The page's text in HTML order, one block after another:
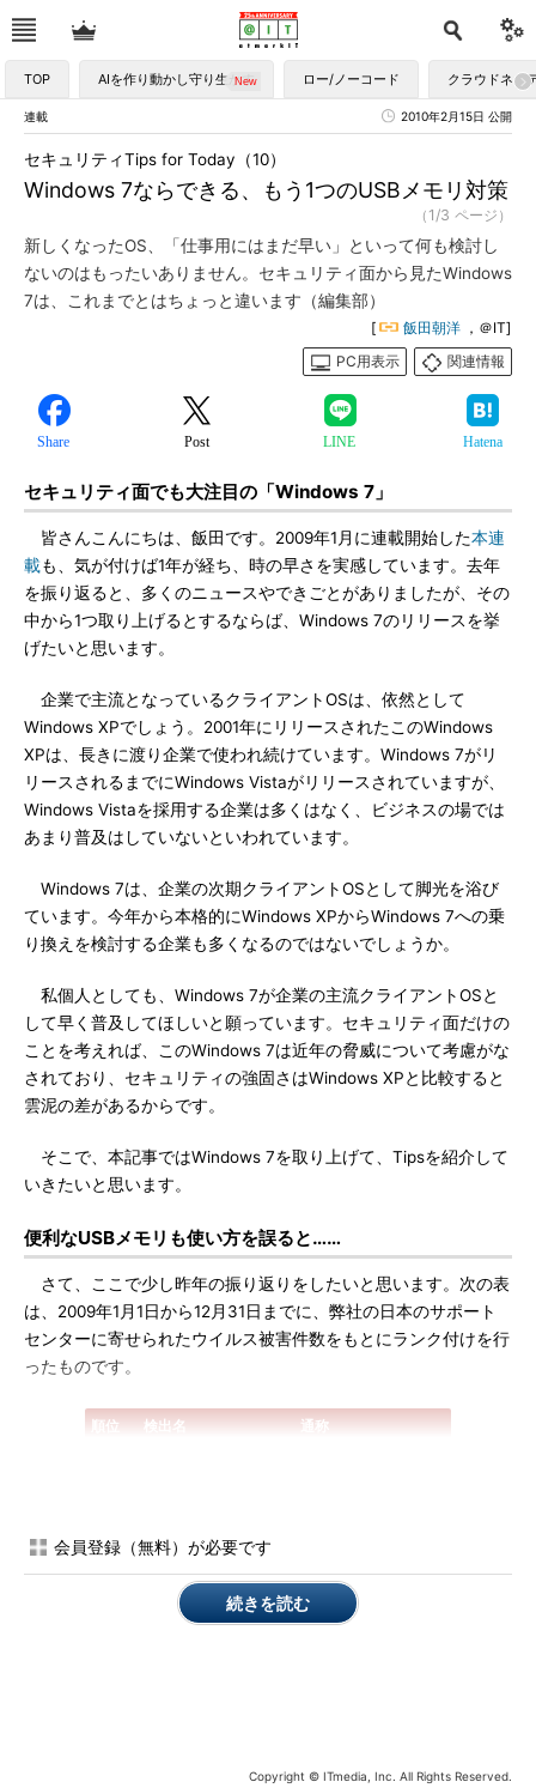
TOP AIを作り動かし守り生かす ロー/ノーコード クラウドネイ
連載 2010年2月15日 公開
Windows 7ならできる、もう1つのUSBメモリ対策
セキュリティTips for Today（10）
（1/3 ページ）
新しくなったOS、「仕事用にはまだ早い」といって何も検討し
ないのはもったいありません。セキュリティ面から見たWindows
7は、これまでとはちょっと違います（編集部）
[ 飯田朝洋 ，＠IT]
PC用表示
関連情報
Share Post LINE Hatena
セキュリティ面でも大注目の「Windows 7」
皆さんこんにちは、飯田です。2009年1月に連載開始した本連
載も、気が付けば1年が経ち、時の早さを実感しています。去年
を振り返ると、多くのニュースやできごとがありましたが、その
中から1つ取り上げるとするならば、Windows 7のリリースを挙
げたいと思います。
企業で主流となっているクライアントOSは、依然として
Windows XPでしょう。2001年にリリースされたこのWindows
XPは、長きに渡り企業で使われ続けています。Windows 7がリ
リースされるまでにWindows Vistaがリリースされていますが、
Windows Vistaを採用する企業は多くはなく、ビジネスの場では
あまり普及はしていないといわれています。
Windows 7は、企業の次期クライアントOSとして脚光を浴び
ています。今年から本格的にWindows XPからWindows 7への乗
り換えを検討する企業も多くなるのではないでしょうか。
私個人としても、Windows 7が企業の主流クライアントOSと
して早く普及してほしいと願っています。セキュリティ面だけの
ことを考えれば、このWindows 7は近年の脅威について考慮がな
されており、セキュリティの強固さはWindows XPと比較すると
雲泥の差があるからです。
そこで、本記事ではWindows 7を取り上げて、Tipsを紹介して
いきたいと思います。
便利なUSBメモリも使い方を誤ると……
さて、ここで少し昨年の振り返りをしたいと思います。次の表
は、2009年1月1日から12月31日までに、弊社の日本のサポート
センターに寄せられたウイルス被害件数をもとにランク付けを行
ったものです。
順位 検出名 通称
TSPY_KATES
TSPY_ONLINEG
オンラインゲーム
JS_IFRAME
アイフレーム
会員登録（無料）が必要です
続きを読む
Copyright © ITmedia, Inc. All Rights Reserved.